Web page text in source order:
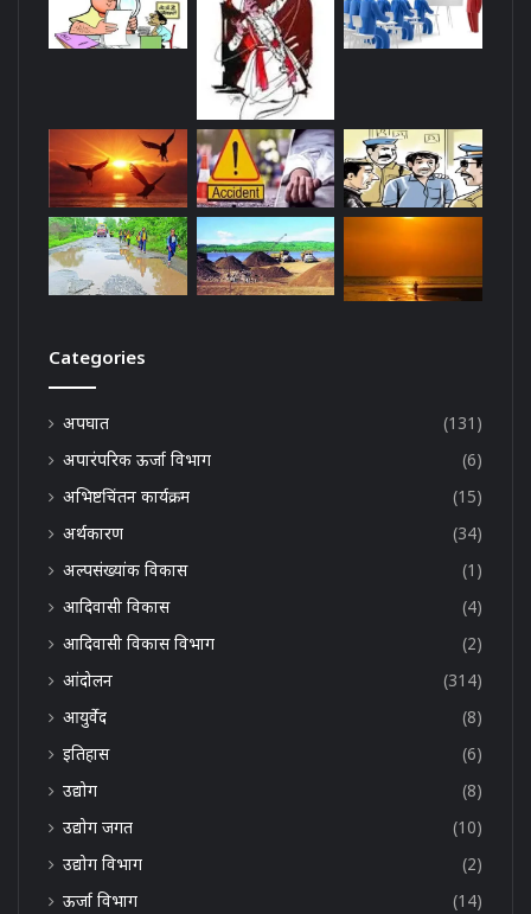
Categories
अपघात
(131)
अपारंपरिक ऊर्जा विभाग
(6)
अभिष्टचिंतन कार्यक्रम
(15)
अर्थकारण
(34)
अल्पसंख्यांक विकास
(1)
आदिवासी विकास
(4)
आदिवासी विकास विभाग
(2)
आंदोलन
(314)
आयुर्वेद
(8)
इतिहास
(6)
उद्योग
(8)
उद्योग जगत
(10)
उद्योग विभाग
(2)
ऊर्जा विभाग
(14)